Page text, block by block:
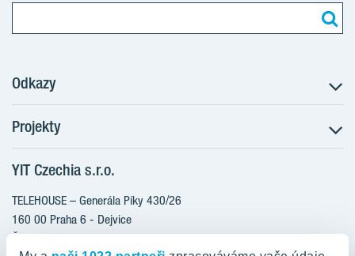
Odkazy
Postup koupě
Klientské změny
Aktuality
Blog
Kariéra
O nás
Projekty
RANTA Barrandov III
RANTA Barrandov IV
TOIVO Roztyly II
YIT Czechia s.r.o.
TELEHOUSE – Generála Píky 430/26
160 00 Praha 6 - Dejvice
Česká republika